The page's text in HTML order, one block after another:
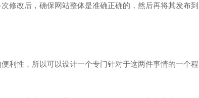
修改后，确保网站整体是准确正确的，然后再将其发布到
性，所以可以设计一个专门针对于这两件事情的一个程